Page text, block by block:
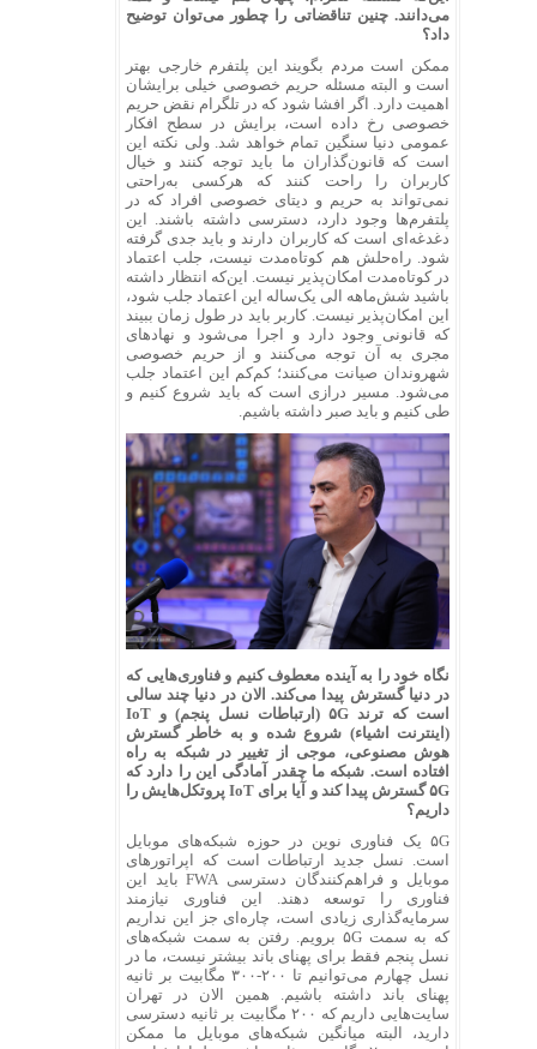
می‌دانند. چنین تناقضاتی را چطور می‌توان توضیح
داد؟
ممکن است مردم بگویند این پلتفرم خارجی بهتر
است و البته مسئله حریم خصوصی خیلی برایشان
اهمیت دارد. اگر افشا شود که در تلگرام نقض حریم
خصوصی رخ داده است، برایش در سطح افکار
عمومی دنیا سنگین تمام خواهد شد. ولی نکته این
است که قانون‌گذاران ما باید توجه کنند و خیال
کاربران را راحت کنند که هرکسی به‌راحتی
نمی‌تواند به حریم و دیتای خصوصی افراد که در
پلتفرم‌ها وجود دارد، دسترسی داشته باشند. این
دغدغه‌ای است که کاربران دارند و باید جدی گرفته
شود. راه‌حلش هم کوتاه‌مدت نیست، جلب اعتماد
در کوتاه‌مدت امکان‌پذیر نیست. این‌که انتظار داشته
باشید شش‌ماهه الی یک‌ساله این اعتماد جلب شود،
این امکان‌پذیر نیست. کاربر باید در طول زمان ببیند
که قانونی وجود دارد و اجرا می‌شود و نهادهای
مجری به آن توجه می‌کنند و از حریم خصوصی
شهروندان صیانت می‌کنند؛ کم‌کم این اعتماد جلب
می‌شود. مسیر درازی است که باید شروع کنیم و
طی کنیم و باید صبر داشته باشیم.
نگاه خود را به آینده معطوف کنیم و فناوری‌هایی که
در دنیا گسترش پیدا می‌کند. الان در دنیا چند سالی
است که ترند ۵G (ارتباطات نسل پنجم) و IoT
(اینترنت اشیاء) شروع شده و به خاطر گسترش
هوش مصنوعی، موجی از تغییر در شبکه به راه
افتاده است. شبکه ما چقدر آمادگی این را دارد که
۵G گسترش پیدا کند و آیا برای IoT پروتکل‌هایش را
داریم؟
۵G یک فناوری نوین در حوزه شبکه‌های موبایل
است. نسل جدید ارتباطات است که اپراتورهای
موبایل و فراهم‌کنندگان دسترسی FWA باید این
فناوری را توسعه دهند. این فناوری نیازمند
سرمایه‌گذاری زیادی است، چاره‌ای جز این نداریم
که به سمت ۵G برویم. رفتن به سمت شبکه‌های
نسل پنجم فقط برای پهنای باند بیشتر نیست، ما در
نسل چهارم می‌توانیم تا ۲۰۰-۳۰۰ مگابیت بر ثانیه
پهنای باند داشته باشیم. همین الان در تهران
سایت‌هایی داریم که ۲۰۰ مگابیت بر ثانیه دسترسی
دارید، البته میانگین شبکه‌های موبایل ما ممکن